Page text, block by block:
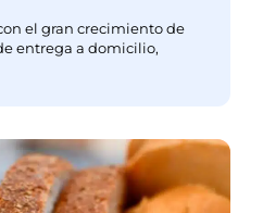
el gran crecimiento de
entrega a domicilio,